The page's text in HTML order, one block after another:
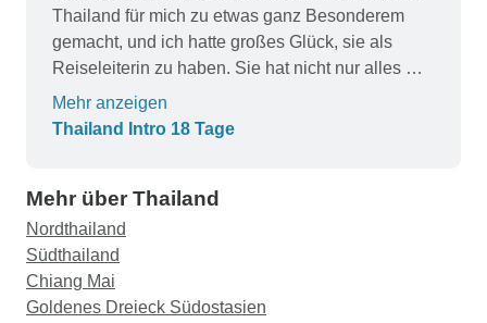
Thailand für mich zu etwas ganz Besonderem
gemacht, und ich hatte großes Glück, sie als
Reiseleiterin zu haben. Sie hat nicht nur alles mit
äußerster Sorgfalt geplant, sondern war auch für
jeden einzelnen Teilnehmer der Reise da. Sie
Mehr anzeigen
Thailand Intro 18 Tage
Mehr über Thailand
Nordthailand
Südthailand
Chiang Mai
Goldenes Dreieck Südostasien